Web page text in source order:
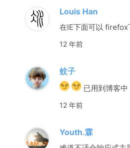
Louis Han
在IE下面可以 firefox
12 年前
蚊子
已用到博客中
12 年前
Youth.霖